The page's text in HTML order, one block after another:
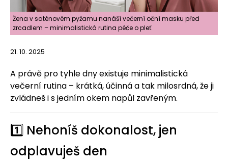
Žena v saténovém pyžamu nanáší večerní oční masku před
zrcadlem – minimalistická rutina péče o pleť.
21. 10. 2025
A právě pro tyhle dny existuje minimalistická
večerní rutina – krátká, účinná a tak milosrdná, že ji
zvládneš i s jedním okem napůl zavřeným.
1️⃣ Nehoníš dokonalost, jen
odplavuješ den